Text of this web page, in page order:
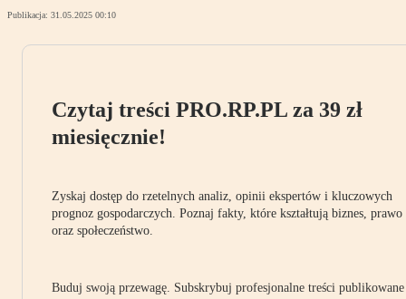
Publikacja: 31.05.2025 00:10
Czytaj treści PRO.RP.PL za 39 zł
miesięcznie!
Zyskaj dostęp do rzetelnych analiz, opinii ekspertów i kluczowych
prognoz gospodarczych. Poznaj fakty, które kształtują biznes, prawo
oraz społeczeństwo.
Buduj swoją przewagę. Subskrybuj profesjonalne treści publikowane